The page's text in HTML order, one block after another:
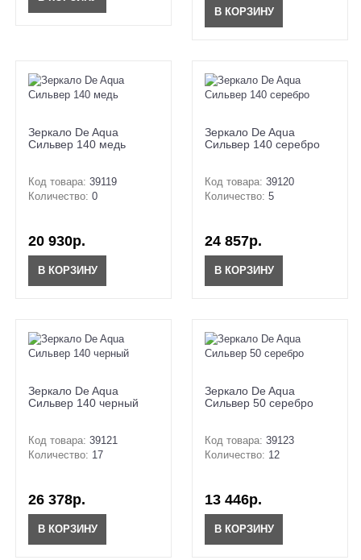
В КОРЗИНУ
Зеркало De Aqua
Сильвер 140 медь
Код товара: 39119
Количество: 0
20 930р.
В КОРЗИНУ
Зеркало De Aqua
Сильвер 140 серебро
Код товара: 39120
Количество: 5
24 857р.
В КОРЗИНУ
Зеркало De Aqua
Сильвер 140 черный
Код товара: 39121
Количество: 17
26 378р.
В КОРЗИНУ
Зеркало De Aqua
Сильвер 50 серебро
Код товара: 39123
Количество: 12
13 446р.
В КОРЗИНУ